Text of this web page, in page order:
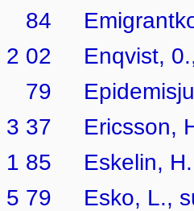
84
2 02 Enqvist, 0.,
79
3 37 Ericsson,
1 85 Eskelin,
5 79 Esko, L.,